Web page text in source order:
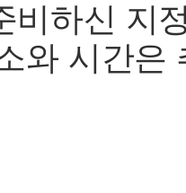
비하신 지
와 시간은